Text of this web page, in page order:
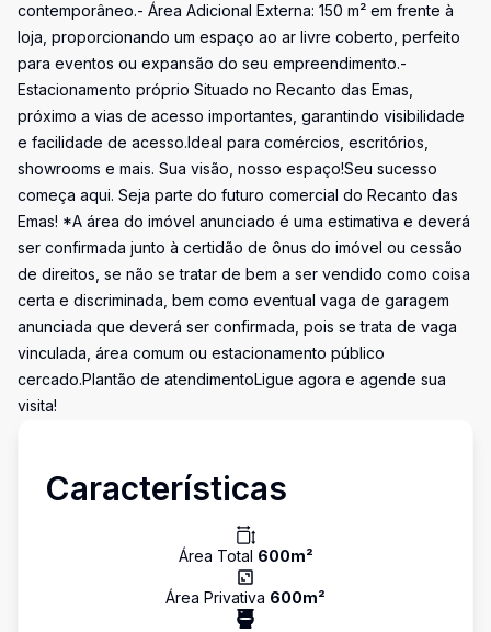
contemporâneo.- Área Adicional Externa: 150 m² em frente à
loja, proporcionando um espaço ao ar livre coberto, perfeito
para eventos ou expansão do seu empreendimento.-
Estacionamento próprio Situado no Recanto das Emas,
próximo a vias de acesso importantes, garantindo visibilidade
e facilidade de acesso.Ideal para comércios, escritórios,
showrooms e mais. Sua visão, nosso espaço!Seu sucesso
começa aqui. Seja parte do futuro comercial do Recanto das
Emas! *A área do imóvel anunciado é uma estimativa e deverá
ser confirmada junto à certidão de ônus do imóvel ou cessão
de direitos, se não se tratar de bem a ser vendido como coisa
certa e discriminada, bem como eventual vaga de garagem
anunciada que deverá ser confirmada, pois se trata de vaga
vinculada, área comum ou estacionamento público
cercado.Plantão de atendimentoLigue agora e agende sua
visita!
Características
Área Total 600m²
Área Privativa 600m²